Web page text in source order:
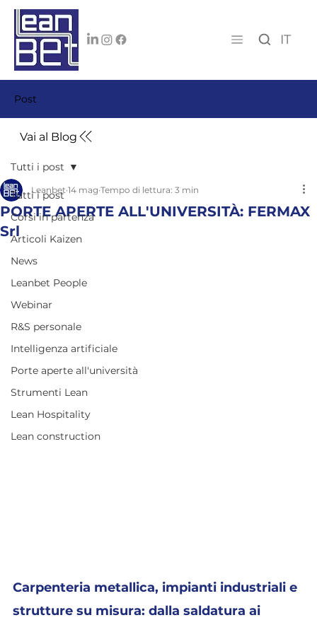
IT
Post
Vai al Blog
Tutti i post
Corsi in partenza
Articoli Kaizen
News
Leanbet People
Webinar
R&S personale
Intelligenza artificiale
Porte aperte all'università
Strumenti Lean
Lean Hospitality
Lean construction
Tutti i post
PORTE APERTE ALL'UNIVERSITÀ: FERMAX
Srl
Leanbet 14 mag Tempo di lettura: 3 min
Carpenteria metallica, impianti industriali e
strutture su misura: dalla saldatura ai